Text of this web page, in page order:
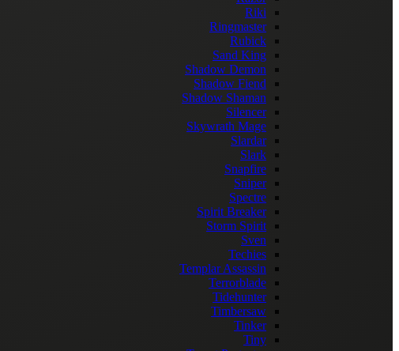
Riki
Ringmaster
Rubick
Sand King
Shadow Demon
Shadow Fiend
Shadow Shaman
Silencer
Skywrath Mage
Slardar
Slark
Snapfire
Sniper
Spectre
Spirit Breaker
Storm Spirit
Sven
Techies
Templar Assassin
Terrorblade
Tidehunter
Timbersaw
Tinker
Tiny